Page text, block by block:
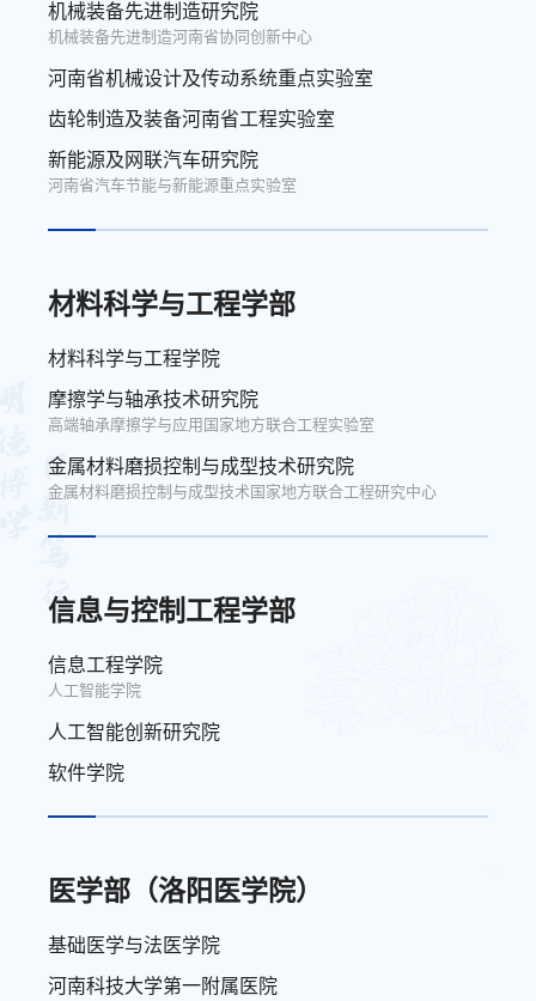
机械装备先进制造研究院
机械装备先进制造河南省协同创新中心
河南省机械设计及传动系统重点实验室
齿轮制造及装备河南省工程实验室
新能源及网联汽车研究院
河南省汽车节能与新能源重点实验室
材料科学与工程学部
材料科学与工程学院
摩擦学与轴承技术研究院
高端轴承摩擦学与应用国家地方联合工程实验室
金属材料磨损控制与成型技术研究院
金属材料磨损控制与成型技术国家地方联合工程研究中心
信息与控制工程学部
信息工程学院
人工智能学院
人工智能创新研究院
软件学院
医学部（洛阳医学院）
基础医学与法医学院
河南科技大学第一附属医院